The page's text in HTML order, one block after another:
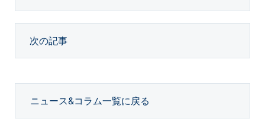
次の記事
ニュース&コラム一覧に戻る